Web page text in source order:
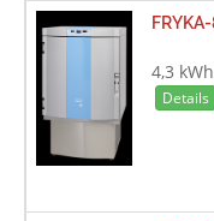
4,3
Details